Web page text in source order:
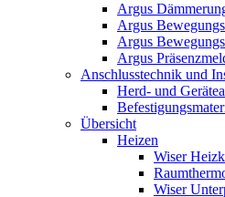
Argus
Argus
Argus
Argus
Anschlusstechnik und
Herd- und
Übersicht
Heizen
Wiser
Wiser